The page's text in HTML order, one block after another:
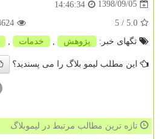
1398/09/05
14:46:34
5.0
/ 5
تگهای خبر:
پژوهش , خدمات ,
این مطلب لیمو بلاگ را می پسندید؟
تازه ترین مطالب مرتبط در لیموبلاگ